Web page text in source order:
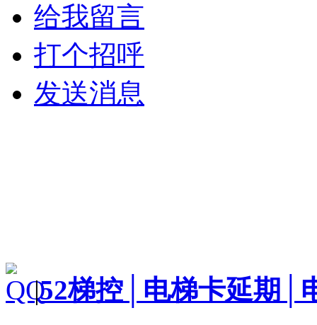
给我留言
打个招呼
发送消息
|52梯控│电梯卡延期│